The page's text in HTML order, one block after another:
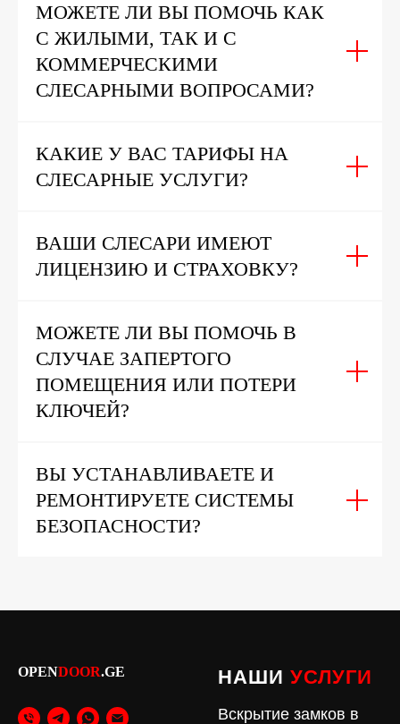
МОЖЕТЕ ЛИ ВЫ ПОМОЧЬ КАК
С ЖИЛЫМИ, ТАК И С
КОММЕРЧЕСКИМИ
СЛЕСАРНЫМИ ВОПРОСАМИ?
КАКИЕ У ВАС ТАРИФЫ НА
СЛЕСАРНЫЕ УСЛУГИ?
ВАШИ СЛЕСАРИ ИМЕЮТ
ЛИЦЕНЗИЮ И СТРАХОВКУ?
МОЖЕТЕ ЛИ ВЫ ПОМОЧЬ В
СЛУЧАЕ ЗАПЕРТОГО
ПОМЕЩЕНИЯ ИЛИ ПОТЕРИ
КЛЮЧЕЙ?
ВЫ УСТАНАВЛИВАЕТЕ И
РЕМОНТИРУЕТЕ СИСТЕМЫ
БЕЗОПАСНОСТИ?
OPENDOOR.GE НАШИ УСЛУГИ
Вскрытие замков в